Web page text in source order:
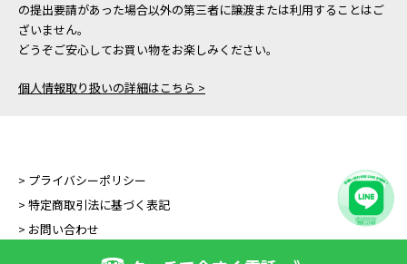
の提出要請があった場合以外の第三者に譲渡または利用することはご
ざいません。
どうぞご安心してお買い物をお楽しみください。
個人情報取り扱いの詳細はこちら >
> プライバシーポリシー
> 特定商取引法に基づく表記
> お問い合わせ